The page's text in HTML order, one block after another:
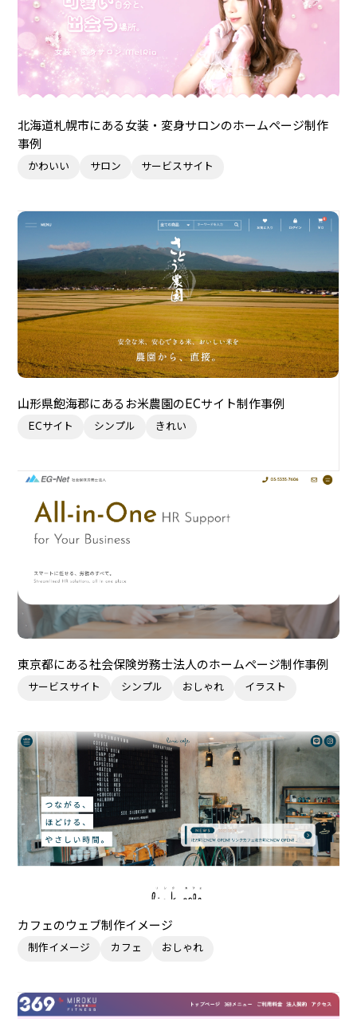
北海道札幌市にある女装・変身サロンのホームページ制作
事例
かわいい サロン サービスサイト
山形県飽海郡にあるお米農園のECサイト制作事例
ECサイト シンプル きれい
東京都にある社会保険労務士法人のホームページ制作事例
サービスサイト シンプル おしゃれ イラスト
カフェのウェブ制作イメージ
制作イメージ カフェ おしゃれ